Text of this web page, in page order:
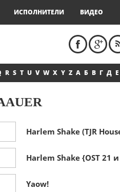
ИСПОЛНИТЕЛИ ВИДЕО
R S T U V W X Y Z А Б В Г Д Е
Harlem Shake (TJR
Harlem Shake {OST 21
Yaow!